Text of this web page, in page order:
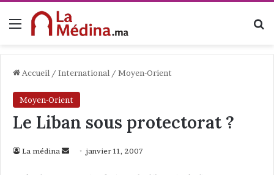
Menu
Accueil / International / Moyen-Orient
Moyen-Orient
Le Liban sous protectorat ?
La médina janvier 11, 2007